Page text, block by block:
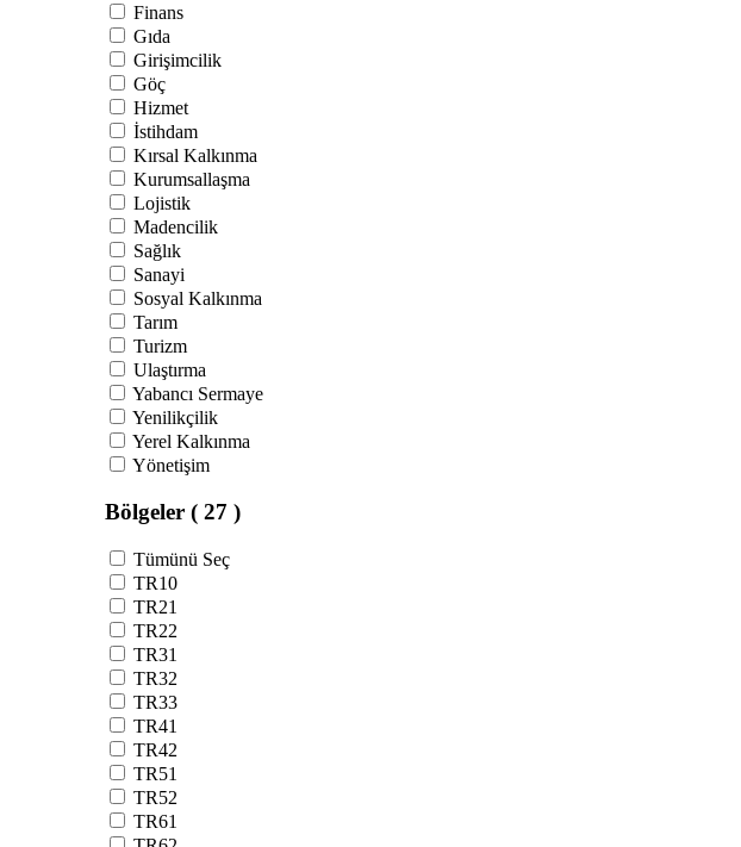
Finans
Gıda
Girişimcilik
Göç
Hizmet
İstihdam
Kırsal Kalkınma
Kurumsallaşma
Lojistik
Madencilik
Sağlık
Sanayi
Sosyal Kalkınma
Tarım
Turizm
Ulaştırma
Yabancı Sermaye
Yenilikçilik
Yerel Kalkınma
Yönetişim
Bölgeler ( 27 )
Tümünü Seç
TR10
TR21
TR22
TR31
TR32
TR33
TR41
TR42
TR51
TR52
TR61